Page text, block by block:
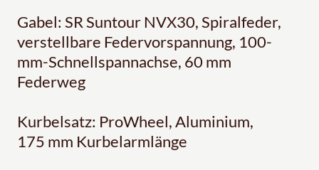
Gabel: SR Suntour NVX30, Spiralfeder,
verstellbare Federvorspannung, 100-
mm-Schnellspannachse, 60 mm
Federweg
Kurbelsatz: ProWheel, Aluminium,
175 mm Kurbelarmlänge